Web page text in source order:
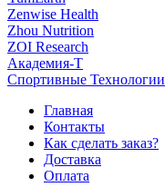
Zenwise Health
Zhou Nutrition
ZOI Research
Академия-Т
Спортивные Технологии
Главная
Контакты
Как сделать заказ?
Доставка
Оплата